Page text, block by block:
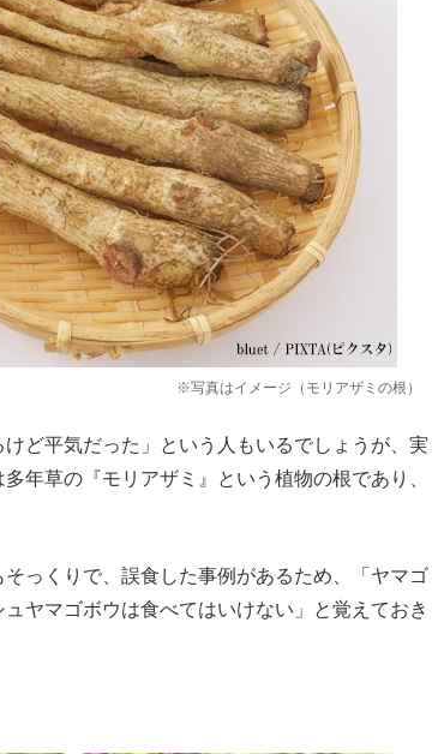
※写真はイメージ（モリアザミの根）
ど平気だった」という人もいるでしょうが、実
年草の『モリアザミ』という植物の根であり、
っくりで、誤食した事例があるため、「ヤマゴ
ヤマゴボウは食べてはいけない」と覚えておき